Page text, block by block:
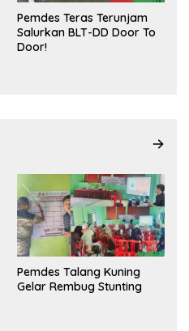
Pemdes Teras Terunjam
Salurkan BLT-DD Door To
Door!
Pemdes Talang Kuning
Gelar Rembug Stunting